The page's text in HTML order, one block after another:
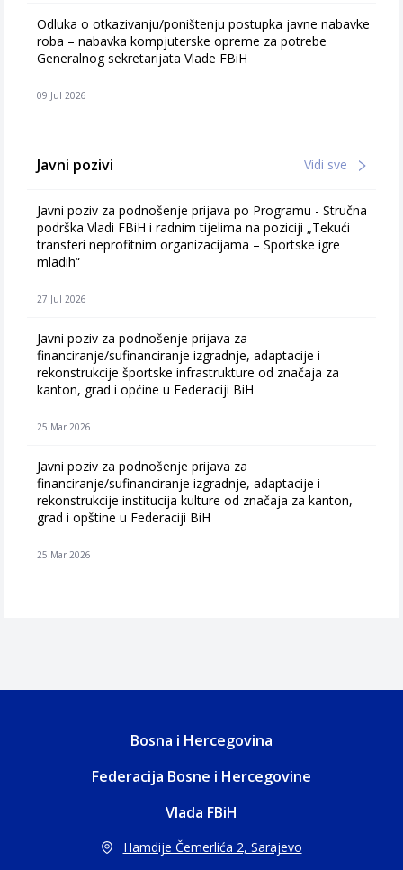
Odluka o otkazivanju/poništenju postupka javne nabavke
roba – nabavka kompjuterske opreme za potrebe
Generalnog sekretarijata Vlade FBiH
09 Jul 2026
Javni pozivi Vidi sve
Javni poziv za podnošenje prijava po Programu - Stručna
podrška Vladi FBiH i radnim tijelima na poziciji „Tekući
transferi neprofitnim organizacijama – Sportske igre
mladih“
27 Jul 2026
Javni poziv za podnošenje prijava za
financiranje/sufinanciranje izgradnje, adaptacije i
rekonstrukcije športske infrastrukture od značaja za
kanton, grad i općine u Federaciji BiH
25 Mar 2026
Javni poziv za podnošenje prijava za
financiranje/sufinanciranje izgradnje, adaptacije i
rekonstrukcije institucija kulture od značaja za kanton,
grad i opštine u Federaciji BiH
25 Mar 2026
Bosna i Hercegovina
Federacija Bosne i Hercegovine
Vlada FBiH
Hamdije Čemerlića 2, Sarajevo